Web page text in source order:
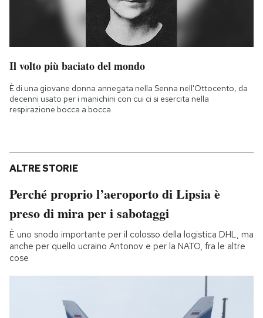
Il volto più baciato del mondo
È di una giovane donna annegata nella Senna nell'Ottocento, da
decenni usato per i manichini con cui ci si esercita nella
respirazione bocca a bocca
ALTRE STORIE
Perché proprio l’aeroporto di Lipsia è
preso di mira per i sabotaggi
È uno snodo importante per il colosso della logistica DHL, ma
anche per quello ucraino Antonov e per la NATO, fra le altre
cose